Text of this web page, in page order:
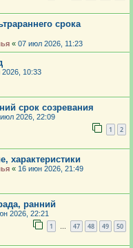
срока
« 07 июл 2026, 11:23
10:33
срок созревания
2026, 22:09
1 2
характеристики
« 16 июн 2026, 21:49
ранний
2026, 22:21
1 … 47 48 49 50